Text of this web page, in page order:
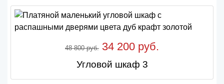
48 800 руб. 34 200 руб.
Угловой шкаф 3